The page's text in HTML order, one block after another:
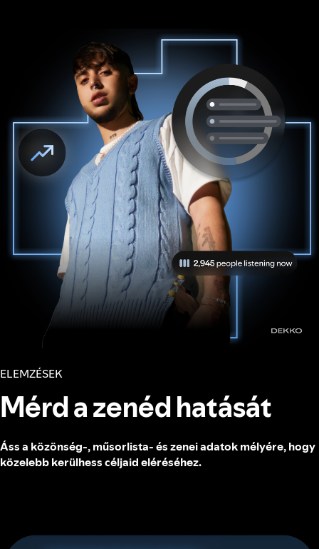
ELEMZÉSEK
Mérd a zenéd hatását
Áss a közönség-, műsorlista- és zenei adatok mélyére, hogy
közelebb kerülhess céljaid eléréséhez.